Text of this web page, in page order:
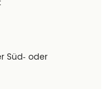
Süd‑ oder